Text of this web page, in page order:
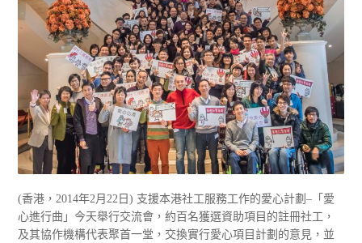
(香港，2014年2月22日) 支援本港社工服務工作的愛心計劃–「愛
心進行曲」今天舉行交流會，約百名獲選資助項目的註冊社工，
及其協作機構代表聚首一堂，交換實行愛心項目計劃的意見，並